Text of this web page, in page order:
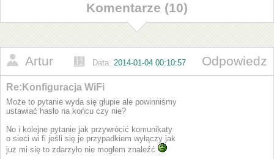
Komentarze (10)
Artur Data: 2014-01-04 00:10:57 Odpowiedz
Re:Konfiguracja WiFi
Może to pytanie wyda się głupie ale powinniśmy
ustawiać hasło na końcu czy nie?
No i kolejne pytanie jak przywrócić komunikaty
o sieci wi fi jeśli się je przypadkiem wyłączy jak
już mi się to zdarzyło nie mogłem znaleźć